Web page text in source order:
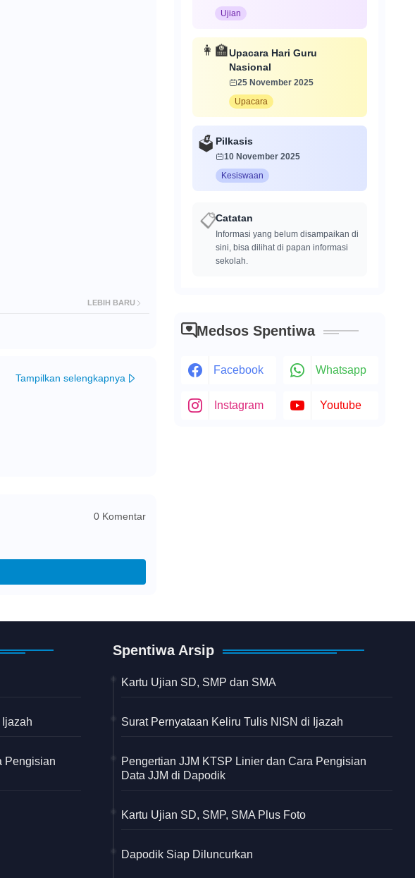
LEBIH BARU
Tampilkan selengkapnya
0 Komentar
Ujian
👩‍🏫Upacara Hari Guru
Nasional
25 November 2025
Upacara
🗳️ Pilkasis
10 November 2025
Kesiswaan
📋Catatan
Informasi yang belum disampaikan di
sini, bisa dilihat di papan informasi
sekolah.
Medsos Spentiwa
Facebook Whatsapp
Instagram Youtube
Pengisian
Spentiwa Arsip
Kartu Ujian SD, SMP dan SMA
Surat Pernyataan Keliru Tulis NISN di Ijazah
Pengertian JJM KTSP Linier dan Cara Pengisian
Data JJM di Dapodik
Kartu Ujian SD, SMP, SMA Plus Foto
Dapodik Siap Diluncurkan